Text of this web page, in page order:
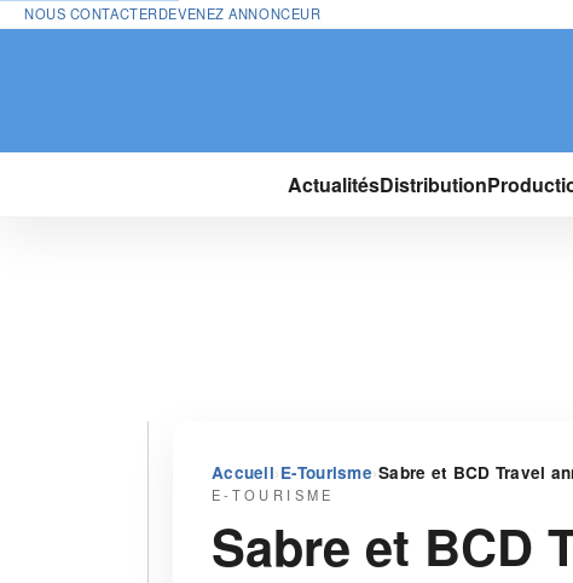
NOUS CONTACTERDEVENEZ ANNONCEUR
ActualitésDistribution
Accueil›E-Tourisme›Sabre et BCD Travel
E-TOURISME
Sabre et BCD